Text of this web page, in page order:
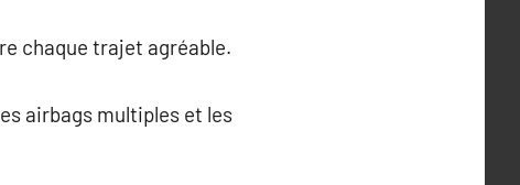
chaque trajet agréable.
airbags multiples et les